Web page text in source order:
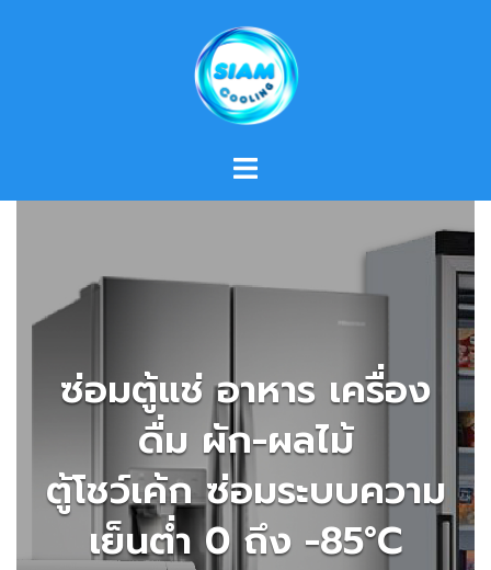
ซ่อมตู้แช่ อาหาร เครื่อง
ดื่ม ผัก-ผลไม้
ตู้โชว์เค้ก ซ่อมระบบความ
เย็นต่ำ 0 ถึง -85°C